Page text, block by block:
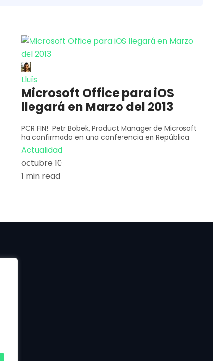
Lluís
Microsoft Office para iOS
llegará en Marzo del 2013
POR FIN! Petr Bobek, Product Manager de Microsoft
ha confirmado en una conferencia en República
Actualidad
octubre 10
1 min read